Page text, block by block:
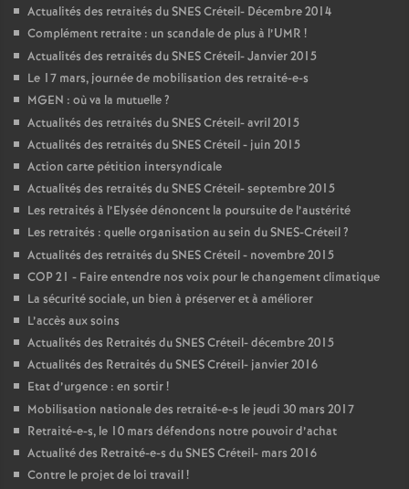
Actualités des retraités duSNESCréteil- Décembre 2014
Complément retraite : un scandale de plus à l’UMR !
Actualités des retraités duSNESCréteil- Janvier 2015
Le 17 mars, journée de mobilisation des retraité-e-s
MGEN : où va la mutuelle?
Actualités des retraités duSNESCréteil- avril 2015
Actualités des retraités duSNESCréteil - juin 2015
Action carte pétition intersyndicale
Actualités des retraités duSNESCréteil- septembre 2015
Les retraités à l’Elysée dénoncent la poursuite de l’austérité
Les retraités : quelle organisation au sein duSNES-Créteil?
Actualités des retraités duSNESCréteil - novembre 2015
COP21 - Faire entendre nos voix pour le changement climatique
La sécurité sociale, un bien à préserver et à améliorer
L’accès aux soins
Actualités des Retraités duSNESCréteil- décembre 2015
Actualités des Retraités duSNESCréteil- janvier 2016
Etat d’urgence : en sortir!
Mobilisation nationale des retraité-e-s le jeudi 30 mars 2017
Retraité-e-s, le 10 mars défendons notre pouvoir d’achat
Actualité des Retraité-e-s duSNESCréteil- mars 2016
Contre le projet de loi travail!